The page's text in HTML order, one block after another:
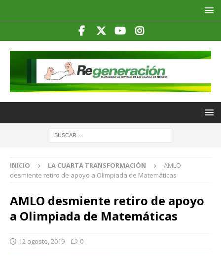
INICIO LA CUARTA TRANSFORMACIÓN
AMLO
desmiente retiro de apoyo a Olimpiada de Matemáticas
AMLO desmiente retiro de apoyo
a Olimpiada de Matemáticas
12 agosto, 2019 0